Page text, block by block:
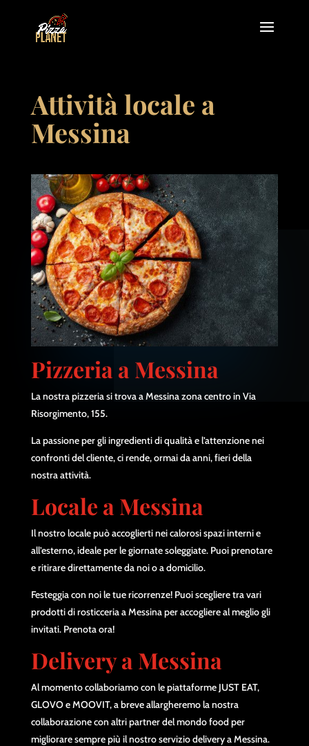
Attività locale a
Messina
Pizzeria a Messina
La nostra pizzeria si trova a Messina zona centro in Via
Risorgimento, 155.
La passione per gli ingredienti di qualità e l’attenzione nei
confronti del cliente, ci rende, ormai da anni, fieri della
nostra attività.
Locale a Messina
Il nostro locale può accoglierti nei calorosi spazi interni e
all’esterno, ideale per le giornate soleggiate. Puoi prenotare
e ritirare direttamente da noi o a domicilio.
Festeggia con noi le tue ricorrenze! Puoi scegliere tra vari
prodotti di rosticceria a Messina per accogliere al meglio gli
invitati. Prenota ora!
Delivery a Messina
Al momento collaboriamo con le piattaforme JUST EAT,
GLOVO e MOOVIT, a breve allargheremo la nostra
collaborazione con altri partner del mondo food per
migliorare sempre più il nostro servizio delivery a Messina.